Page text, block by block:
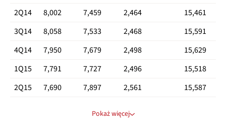
2Q14
8,002 7,459 2,464
15,461
3Q14
8,058 7,533 2,468
15,591
4Q14
7,950 7,679 2,498
15,629
1Q15
7,791 7,727 2,496
15,518
2Q15
7,690 7,897 2,561
15,587
Pokaż więcej